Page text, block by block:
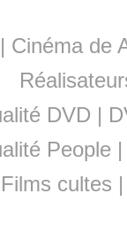
| Cinéma de
DVD |
People
Films cultes